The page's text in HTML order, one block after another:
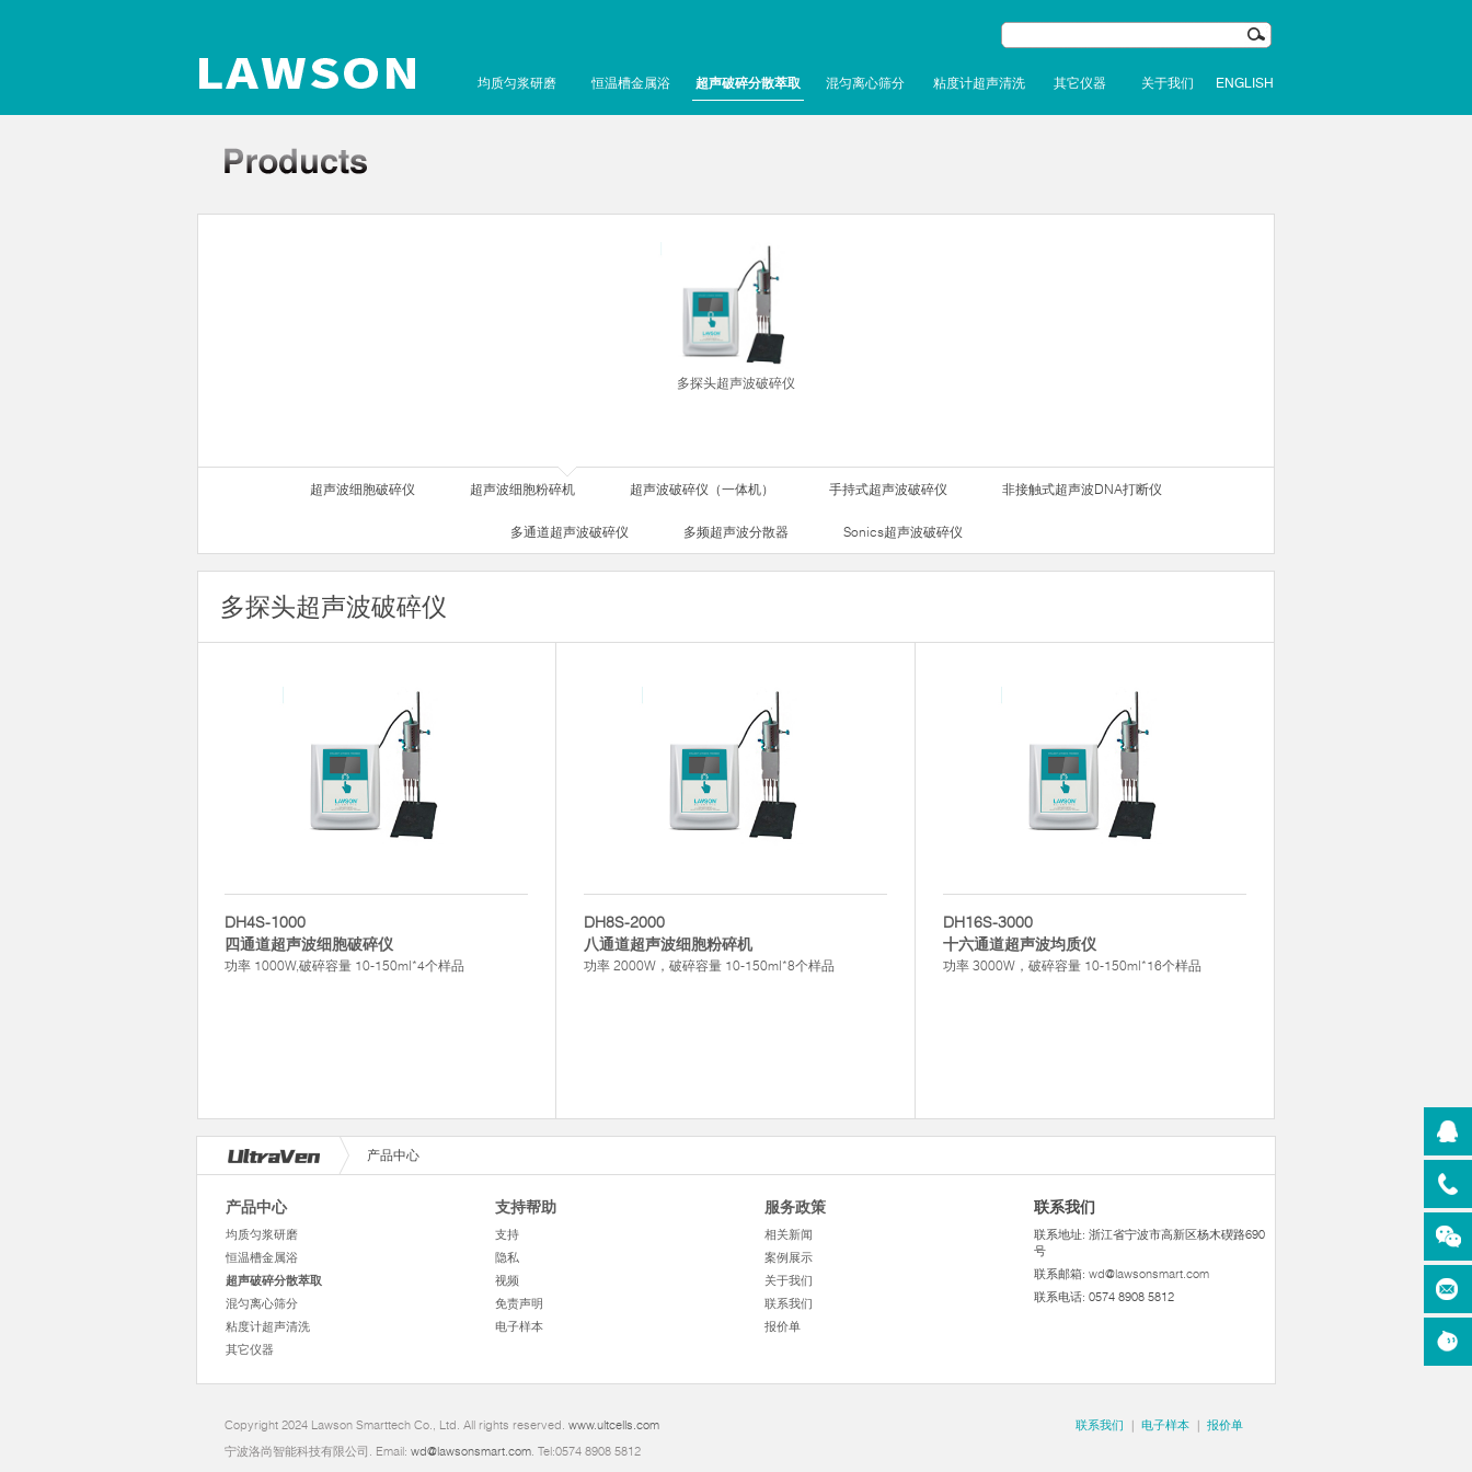
均质匀浆研磨 恒温槽金属浴 超声破碎分散萃取 混匀离心筛分 粘度计超声清洗 其它仪器 关于我们 ENGLISH
多探头超声波破碎仪
超声波细胞破碎仪 超声波细胞粉碎机 超声波破碎仪（一体机） 手持式超声波破碎仪 非接触式超声波DNA打断仪
多通道超声波破碎仪 多频超声波分散器 Sonics超声波破碎仪
多探头超声波破碎仪
DH4S-1000
四通道超声波细胞破碎仪
功率 1000W,破碎容量 10-150ml*4个样品
DH8S-2000
八通道超声波细胞粉碎机
功率 2000W，破碎容量 10-150ml*8个样品
DH16S-3000
十六通道超声波均质仪
功率 3000W，破碎容量 10-150ml*16个样品
产品中心
产品中心
均质匀浆研磨
恒温槽金属浴
超声破碎分散萃取
混匀离心筛分
粘度计超声清洗
其它仪器
支持帮助
支持
隐私
视频
免责声明
电子样本
服务政策
相关新闻
案例展示
关于我们
联系我们
报价单
联系我们
联系地址: 浙江省宁波市高新区杨木碶路690
号
联系邮箱: wd@lawsonsmart.com
联系电话: 0574 8908 5812
Copyright 2024 Lawson Smarttech Co., Ltd. All rights reserved. www.ultcells.com
宁波洛尚智能科技有限公司. Email: wd@lawsonsmart.com. Tel:0574 8908 5812
联系我们 | 电子样本 | 报价单